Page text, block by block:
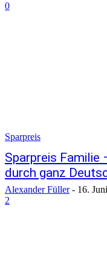
0
Sparpreis
Sparpreis Familie
durch ganz
Alexander Füller - 16.
2